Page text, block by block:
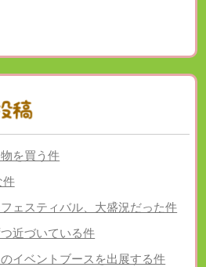
を買う件
件
ェスティバル、大盛況だった件
近づいている件
イベントブースを出展する件